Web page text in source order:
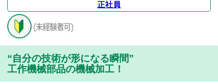
正社員
“自分の技術が形になる瞬間”
工作機械部品の機械加工！